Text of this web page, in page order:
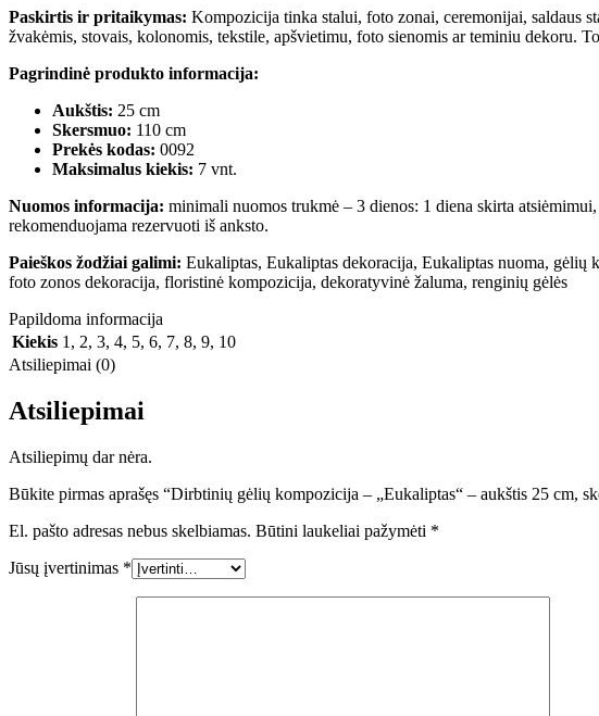
Paskirtis ir pritaikymas: Kompozicija tinka stalui, foto zonai, ceremonijai, saldaus
žvakėmis, stovais, kolonomis, tekstile, apšvietimu, foto sienomis ar teminiu dekoru.
Pagrindinė produkto informacija:
Aukštis: 25 cm
Skersmuo: 110 cm
Prekės kodas: 0092
Maksimalus kiekis: 7 vnt.
Nuomos informacija: minimali nuomos trukmė – 3 dienos: 1 diena skirta
rekomenduojama rezervuoti iš anksto.
Paieškos žodžiai galimi: Eukaliptas, Eukaliptas dekoracija, Eukaliptas nuoma,
foto zonos dekoracija, floristinė kompozicija, dekoratyvinė žaluma, renginių gėlės
Papildoma informacija
Kiekis 1 , 2, 3, 4, 5, 6, 7, 8, 9, 10
Atsiliepimai (0)
Atsiliepimai
Atsiliepimų dar nėra.
Būkite pirmas aprašęs “Dirbtinių gėlių kompozicija – „Eukaliptas“ – aukštis 25 cm,
El. pašto adresas nebus skelbiamas. Būtini laukeliai pažymėti *
Jūsų įvertinimas *